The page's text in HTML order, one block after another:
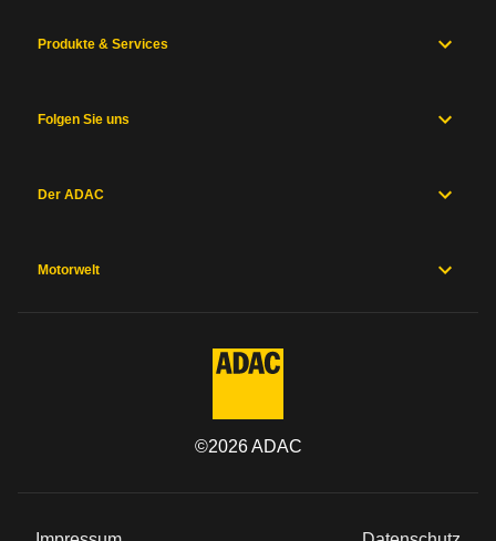
Produkte & Services
Folgen Sie uns
Der ADAC
Motorwelt
©2026ADAC